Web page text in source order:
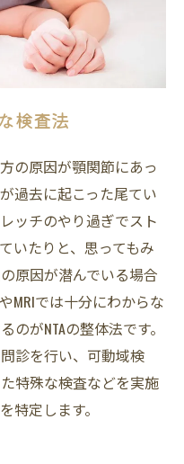
検査法
の原因が顎関節にあっ
過去に起こった尾てい
ッチのやり過ぎでスト
いたりと、思ってもみ
原因が潜んでいる場合
MRIでは十分にわからな
がNTAの整体法です。
診を行い、可動域検
特殊な検査などを実施
特定します。